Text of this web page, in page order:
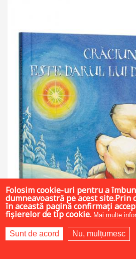
Folosim cookie-uri pentru a
dumneavoastră pe acest
în această pagină confirmați
fișierelor de tip cookie. Mai multe
Sunt de acord Nu, mulțumesc